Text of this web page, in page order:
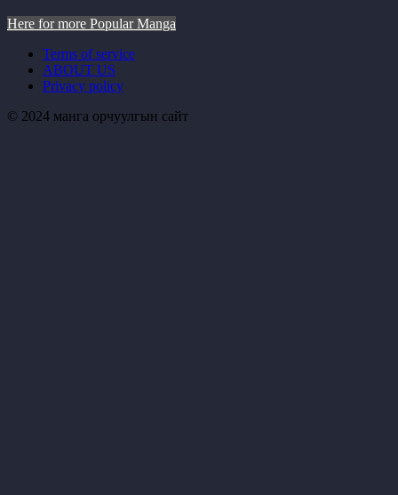
Here for more Popular Manga
Terms of service
ABOUT US
Privacy policy
© 2024 манга орчуулгын сайт